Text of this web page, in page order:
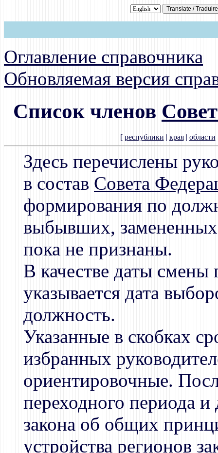
Оглавление справочника
Обновляемая версия
Список членов
[ республики | края| области
Здесь перечислены
в состав Совета
формирования по
выбывших, замененных
пока не признаны.
В качестве даты смены
указывается дата
должность.
Указанные в скобках
избранных
ориентировочные.
переходного периода
закона об общих
устройства регионов